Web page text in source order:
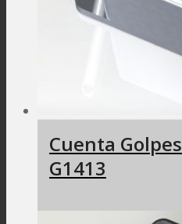
Cuenta Golpes
G1413